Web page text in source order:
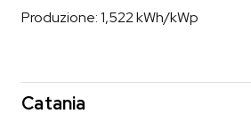
Produzione:1,522kWh/kWp
Catania